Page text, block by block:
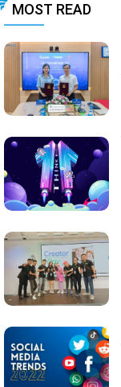
MOST READ